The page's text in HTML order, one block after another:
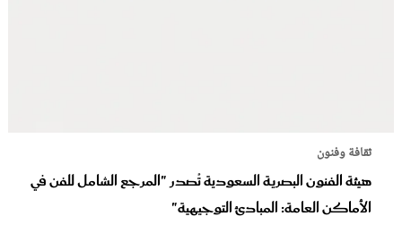
ثقافة وفنون
هيئة الفنون البصرية السعودية تُصدر "المرجع الشامل للفن في
الأماكن العامة: المبادئ التوجيهية"